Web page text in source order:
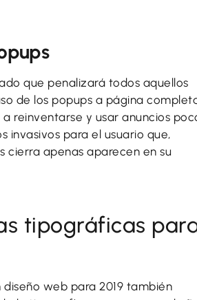
que penalizará todos aquellos
de los popups a página
reinventarse y usar anuncios
invasivos para el usuario que,
cierra apenas aparecen en su
tipográficas
diseño web para 2019 también